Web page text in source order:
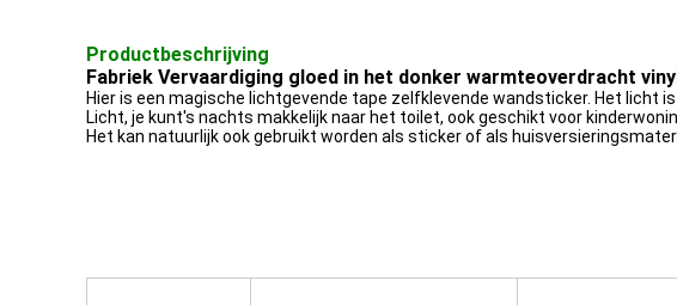
Productbeschrijving
Fabriek Vervaardiging gloed in het donker warmteoverdracht
Hier is een magische lichtgevende tape zelfklevende wandsticker. Het licht
Licht, je kunt's nachts makkelijk naar het toilet, ook geschikt voor
Het kan natuurlijk ook gebruikt worden als sticker of als